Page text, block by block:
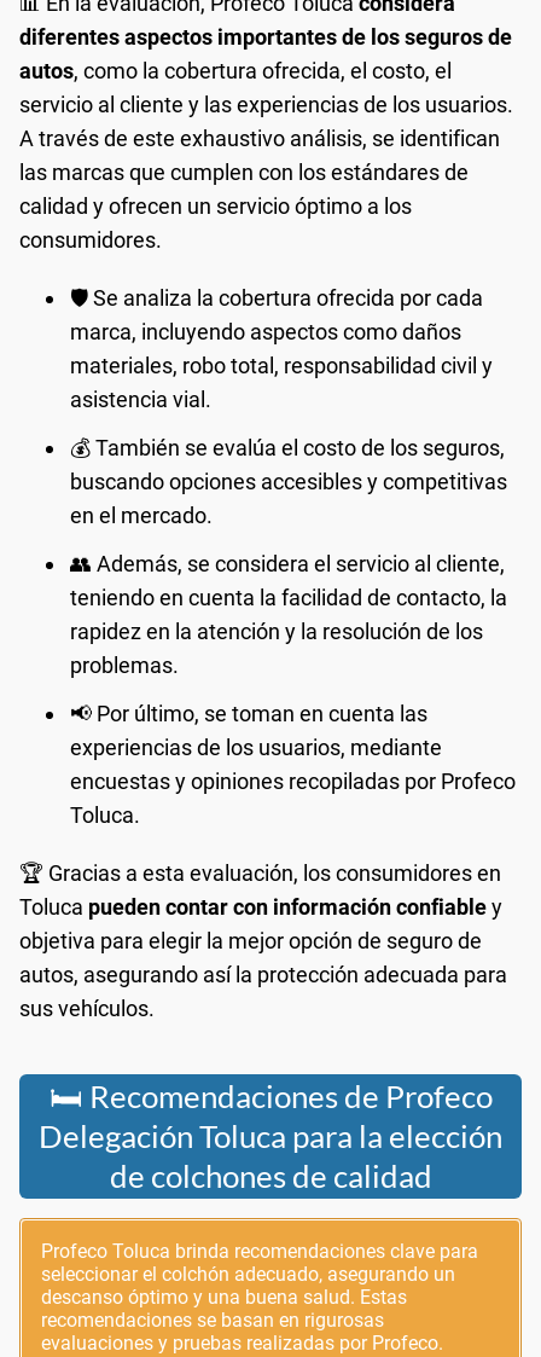
diferentes aspectos importantes de los seguros de
autos, como la cobertura ofrecida, el costo, el
servicio al cliente y las experiencias de los usuarios.
A través de este exhaustivo análisis, se identifican
las marcas que cumplen con los estándares de
calidad y ofrecen un servicio óptimo a los
consumidores.
🛡️ Se analiza la cobertura ofrecida por cada
marca, incluyendo aspectos como daños
materiales, robo total, responsabilidad civil y
asistencia vial.
💰 También se evalúa el costo de los seguros,
buscando opciones accesibles y competitivas
en el mercado.
👥 Además, se considera el servicio al cliente,
teniendo en cuenta la facilidad de contacto, la
rapidez en la atención y la resolución de los
problemas.
📢 Por último, se toman en cuenta las
experiencias de los usuarios, mediante
encuestas y opiniones recopiladas por Profeco
Toluca.
🏆 Gracias a esta evaluación, los consumidores en
Toluca pueden contar con información confiabley
objetiva para elegir la mejor opción de seguro de
autos, asegurando así la protección adecuada para
sus vehículos.
🛏️ Recomendaciones de Profeco
Delegación Toluca para la elección
de colchones de calidad
Profeco Toluca brinda recomendaciones clave para
seleccionar el colchón adecuado, asegurando un
descanso óptimo y una buena salud. Estas
recomendaciones se basan en rigurosas
evaluaciones y pruebas realizadas por Profeco.